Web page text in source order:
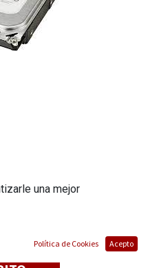
una mejor
Política de Cookies Acepto